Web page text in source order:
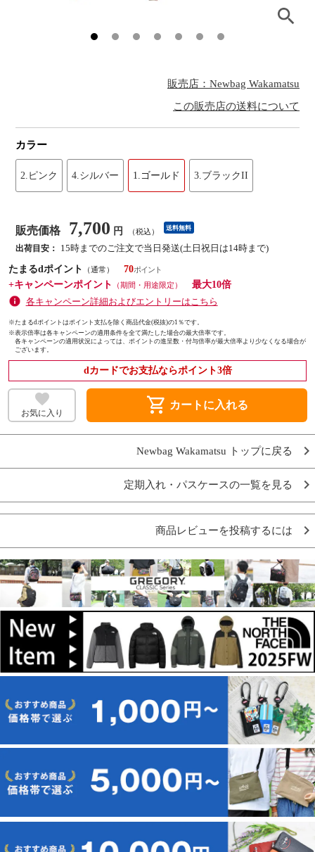
販売店：Newbag Wakamatsu
この販売店の送料について
カラー
2.ピンク 4.シルバー 1.ゴールド 3.ブラックII
販売価格 7,700 円 （税込） 送料無料
出荷目安：
15時までのご注文で当日発送(土日祝日は14時まで)
たまるdポイント
（通常）
70
+キャンペーンポイント
（期間・用途限定）
最大10倍
各キャンペーン詳細およびエントリーはこちら
※たまるdポイントはポイント支払を除く商品代金(税抜)の1％です。
※表示倍率は各キャンペーンの適用条件を全て満たした場合の最大倍率です。
各キャンペーンの適用状況によっては、ポイントの進呈数・付与倍率が最大倍率より少なくなる場合が
ございます。
dカードでお支払ならポイント3倍
お気に入り shopping_cart カートに入れる
Newbag Wakamatsu トップに戻る
定期入れ・パスケースの一覧を見る
商品レビューを投稿するには